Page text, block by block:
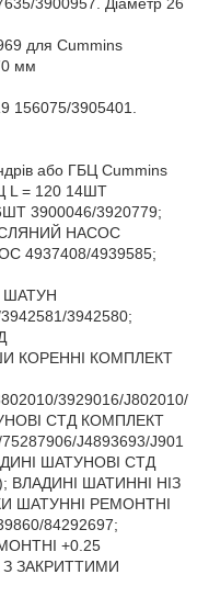
3900957. Діаметр 26
для Cummins
мм
156075/3905401.
або ГБЦ Cummins
L = 120 14ШТ
3900046/3920779;
НАСОС
4937408/4939585;
ШАТУН
3942580;
КОРЕННІ КОМПЛЕКТ
3929016/J802010/
СТД КОМПЛЕКТ
J4893693/J901
ШАТУНОВІ СТД
ВЛАДИНІ ШАТИННІ НІЗ
ШАТУННІ РЕМОНТНІ
84292697;
+0.25
З ЗАКРИТТИМИ